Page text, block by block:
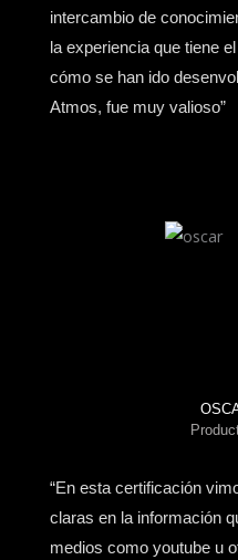
intercambio de
la experiencia que tiene
cómo se han ido
Atmos, fue muy valioso”
“En esta certificación
claras en la información
medios como youtube u